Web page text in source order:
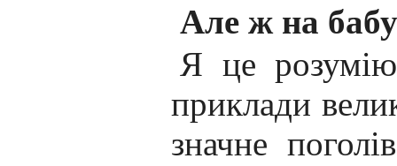
Але ж на
Я це
приклади
значне